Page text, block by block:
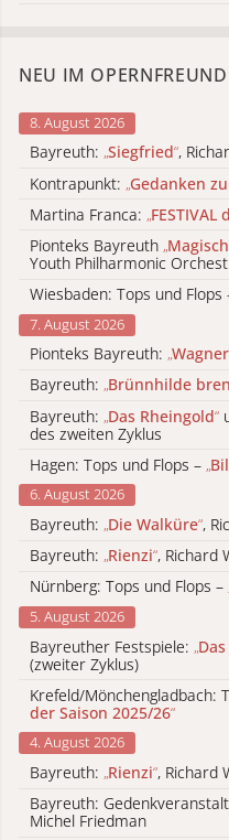
NEU IM OPERNFREUND
8. August 2026
Bayreuth: „Siegfried“,
Kontrapunkt: „Gedanken
Martina Franca: „
Pionteks Bayreuth „
Youth Philharmonic
Wiesbaden: Tops und Flops
7. August 2026
Pionteks Bayreuth: „
Bayreuth: „Brünnhilde
Bayreuth: „Das Rheingold“
des zweiten Zyklus
Hagen: Tops und Flops – „
6. August 2026
Bayreuth: „Die Walküre“,
Bayreuth: „Rienzi“, Richard
Nürnberg: Tops und Flops –
5. August 2026
Bayreuther Festspiele: „
(zweiter Zyklus)
Krefeld/Mönchengladbach:
der Saison 2025/26“
4. August 2026
Bayreuth: „Rienzi“, Richard
Bayreuth:
Michel Friedman